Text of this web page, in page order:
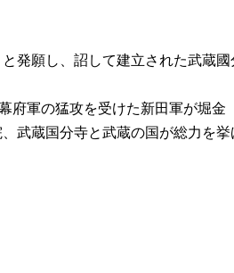
発願し、詔して建立された武蔵國
府軍の猛攻を受けた新田軍が堀金
武蔵国分寺と武蔵の国が総力を挙